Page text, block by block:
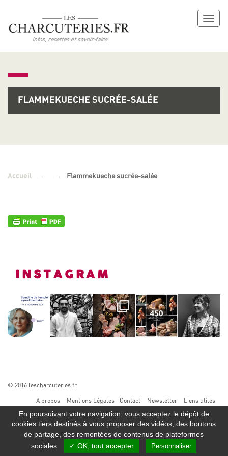
FLAMMEKUECHE SUCRÉE-SALÉE
Accueil → → Flammekueche sucrée-salée
INSTAGRAM
© 2016 lescharcuteries.fr
A propos Mentions Légales Contact Newsletter Liens utiles
SUIVEZ-NOUS
En poursuivant votre navigation, vous acceptez le dépôt de
cookies tiers destinés à vous proposer des vidéos, des boutons
de partage, des remontées de contenus de plateformes
sociales
✓ OK, tout accepter Personnaliser